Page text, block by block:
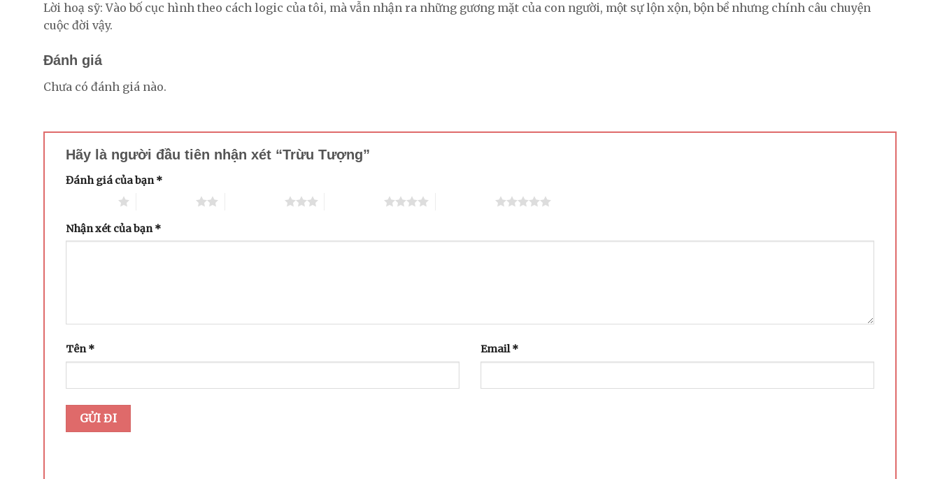
Lời hoạ sỹ: Vào bố cục hình theo cách logic của tôi, mà vẫn nhận ra những gương mặt của con người, một sự lộn xộn, bộn bề nhưng chính câu chuyện
cuộc đời vậy.
Đánh giá
Chưa có đánh giá nào.
Hãy là người đầu tiên nhận xét “Trừu Tượng”
Đánh giá của bạn*
Nhận xét của bạn*
Tên* Email*